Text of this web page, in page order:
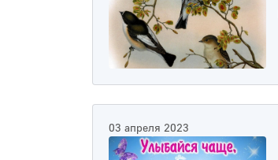
03 апреля 2023